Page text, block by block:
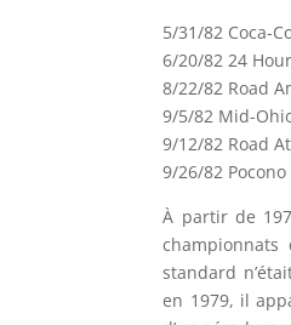
5/31/82 Coca-
6/20/82 24
8/22/82 Road
9/5/82 Mid-
9/12/82 Road
9/26/82
À partir de
standard
en 1979, il